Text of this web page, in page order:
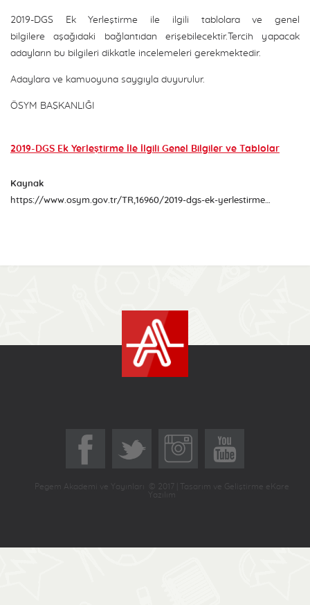
2019-DGS Ek Yerleştirme ile ilgili tablolara ve genel
bilgilere aşağıdaki bağlantıdan erişebilecektir.Tercih yapacak
adayların bu bilgileri dikkatle incelemeleri gerekmektedir.
Adaylara ve kamuoyuna saygıyla duyurulur.
ÖSYM BAŞKANLIĞI
2019-DGS Ek Yerleştirme İle İlgili Genel Bilgiler ve Tablolar
Kaynak
https://www.osym.gov.tr/TR,16960/2019-dgs-ek-yerlestirme-tercihlerinin-alinmasi-30092019.html
Pegem Akademi ve Yayınları © 2017 | Tasarım ve Geliştirme eKare
Yazılım